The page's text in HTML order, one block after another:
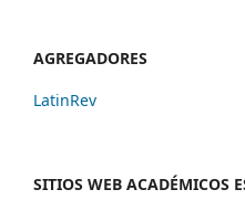
AGREGADORES
LatinRev
SITIOS WEB ACADÉMICOS